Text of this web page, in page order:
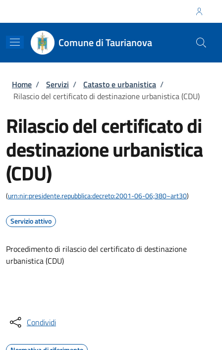
Comune di Taurianova
Briciole di pane
Home / Servizi / Catasto e urbanistica /
Rilascio del certificato di destinazione urbanistica (CDU)
Rilascio del certificato di
destinazione urbanistica
(CDU)
(urn:nir:presidente.repubblica:decreto:2001-06-06;380~art30)
Servizio attivo
Procedimento di rilascio del certificato di destinazione
urbanistica (CDU)
Condividi